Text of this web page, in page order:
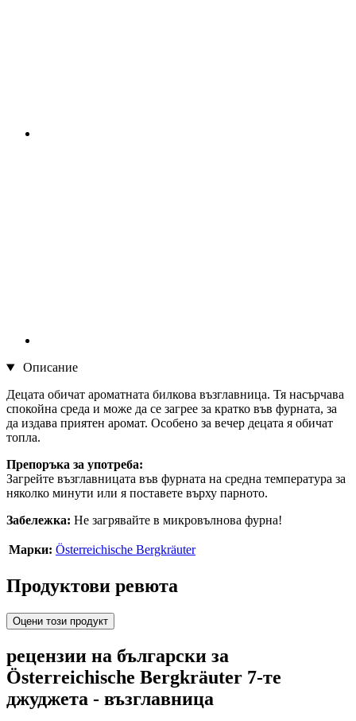
Описание
Децата обичат ароматната билкова възглавница. Тя насърчава
спокойна среда и може да се загрее за кратко във фурната, за
да издава приятен аромат. Особено за вечер децата я обичат
топла.
Препоръка за употреба:
Загрейте възглавницата във фурната на средна температура за
няколко минути или я поставете върху парното.
Забележка: Не загрявайте в микровълнова фурна!
Марки: Österreichische Bergkräuter
Продуктови ревюта
Оцени този продукт
рецензии на български за
Österreichische Bergkräuter 7-те
джуджета - възглавница